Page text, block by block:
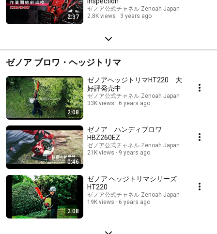
2:37
ゼノア公式チャネル Zenoah Japan
2.8K views
3 years ago
ゼノア ブロワ・ヘッジトリマ
2:08
ゼノアヘッジトリマHT220 大
好評発売中
ゼノア公式チャネル Zenoah Japan
33K views
6 years ago
0:46
ゼノア ハンディブロワ
HBZ260EZ
ゼノア公式チャネル Zenoah Japan
21K views
9 years ago
2:08
ゼノア ヘッジトリマシリーズ
HT220
ゼノア公式チャネル Zenoah Japan
19K views
6 years ago